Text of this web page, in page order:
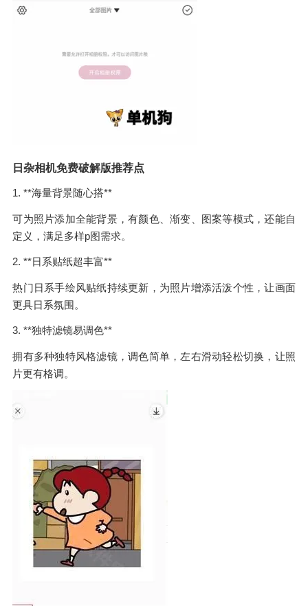
日杂相机免费破解版推荐点
1. **海量背景随心搭**
可为照片添加全能背景，有颜色、渐变、图案等模式，还能自
定义，满足多样p图需求。
2. **日系贴纸超丰富**
热门日系手绘风贴纸持续更新，为照片增添活泼个性，让画面
更具日系氛围。
3. **独特滤镜易调色**
拥有多种独特风格滤镜，调色简单，左右滑动轻松切换，让照
片更有格调。